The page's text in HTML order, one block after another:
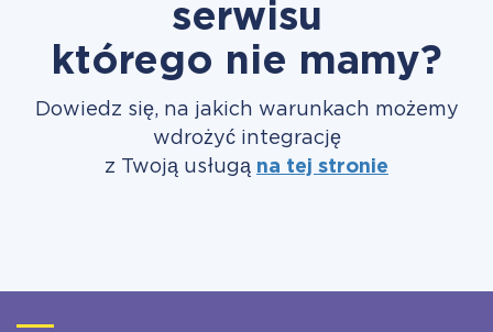
serwisu
którego nie mamy?
Dowiedz się, na jakich warunkach możemy
wdrożyć integrację
z Twoją usługą na tej stronie